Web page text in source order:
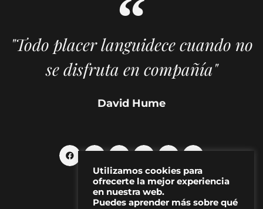
"Todo placer languidece cuando no
se disfruta en compañía"
David Hume
Utilizamos cookies para
ofrecerte la mejor experiencia
en nuestra web.
Puedes aprender más sobre qué